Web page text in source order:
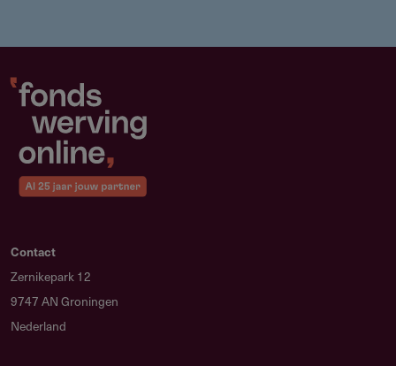
Contact
Zernikepark 12
9747 AN Groningen
Nederland